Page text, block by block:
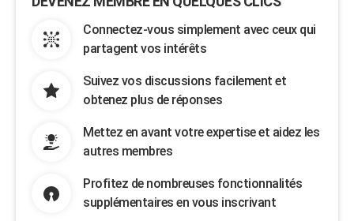
Connectez-vous simplement avec ceux qui
partagent vos intérêts
Suivez vos discussions facilement et
obtenez plus de réponses
Mettez en avant votre expertise et aidez les
autres membres
Profitez de nombreuses fonctionnalités
supplémentaires en vous inscrivant